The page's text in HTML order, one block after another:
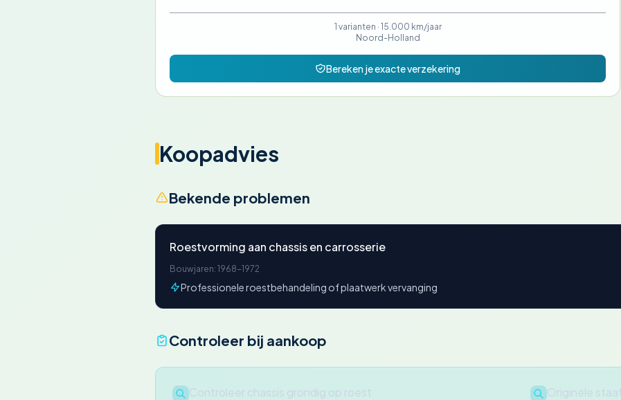
1 varianten · 15.000 km/jaar
Noord-Holland
Bereken je exacte verzekering
Koopadvies
Bekende problemen
Roestvorming aan chassis en carrosserie
Bouwjaren: 1968-1972
Professionele roestbehandeling of plaatwerk vervanging
Controleer bij aankoop
Controleer chassis grondig op roest
Originele